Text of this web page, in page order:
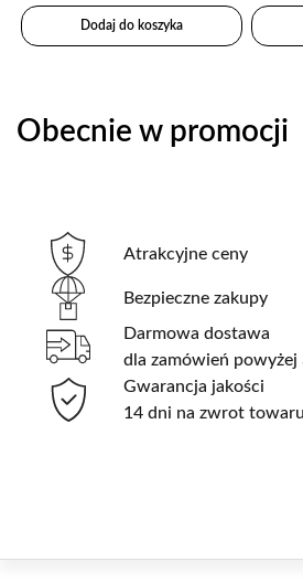
Dodaj do koszyka
Obecnie w promocji
Atrakcyjne ceny
Bezpieczne zakupy
Darmowa dostawa
dla zamówień powyżej
Gwarancja jakości
14 dni na zwrot towaru